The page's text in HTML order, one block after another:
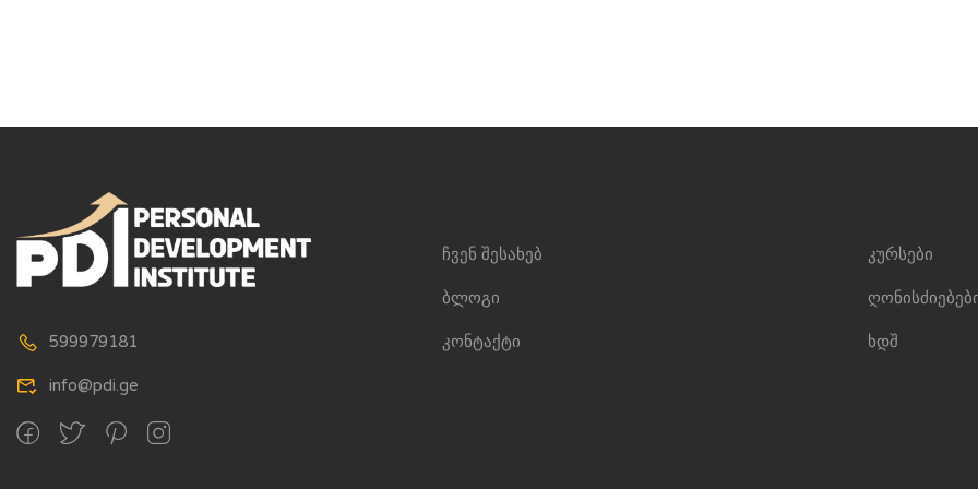
599979181
info@pdi.ge
ჩვენ შესახებ
ბლოგი
კონტაქტი
კურსები
ხდშ